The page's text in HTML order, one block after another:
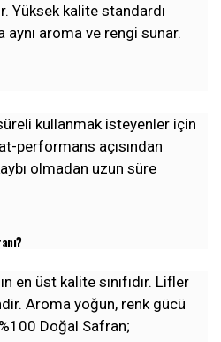
Yüksek kalite standardı
aynı aroma ve rengi sunar.
kullanmak isteyenler için
performans açısından
olmadan uzun süre
en üst kalite sınıfıdır. Lifler
Aroma yoğun, renk gücü
Doğal Safran;